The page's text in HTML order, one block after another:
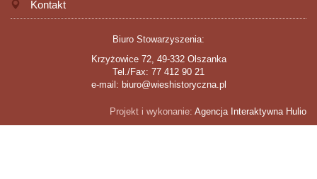
Kontakt
Biuro Stowarzyszenia:
Krzyżowice 72, 49-332 Olszanka
Tel./Fax: 77 412 90 21
e-mail: biuro@wieshistoryczna.pl
Projekt i wykonanie: Agencja Interaktywna Hulio